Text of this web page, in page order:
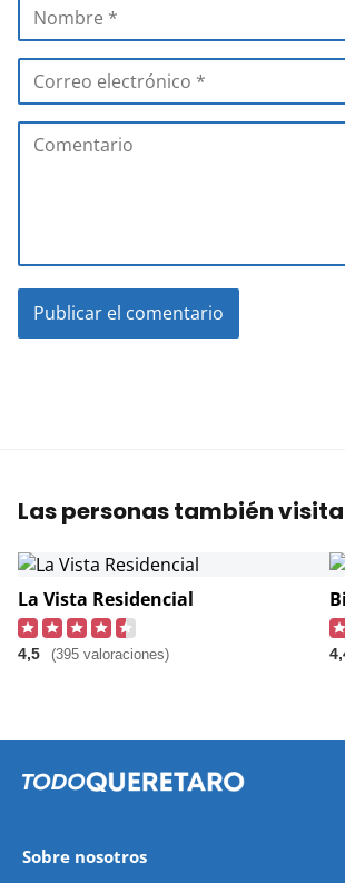
Las personas también
La Vista Residencial
4,5 (395 valoraciones)
Sobre nosotros